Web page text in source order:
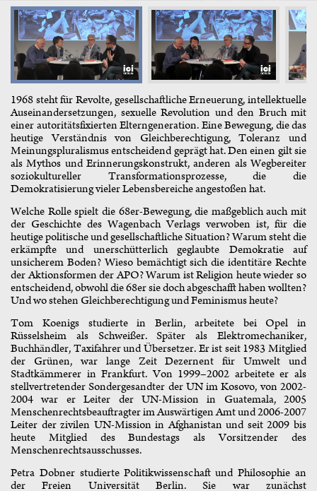
1968 steht für Revolte, gesellschaftliche Erneuerung, intellektuelle
Auseinandersetzungen, sexuelle Revolution und den Bruch mit
einer autoritätsfixierten Elterngeneration. Eine Bewegung, die das
heutige Verständnis von Gleichberechtigung, Toleranz und
Meinungspluralismus entscheidend geprägt hat. Den einen gilt sie
als Mythos und Erinnerungskonstrukt, anderen als Wegbereiter
soziokultureller Transformationsprozesse, die die
Demokratisierung vieler Lebensbereiche angestoßen hat.
Welche Rolle spielt die 68er-Bewegung, die maßgeblich auch mit
der Geschichte des Wagenbach Verlags verwoben ist, für die
heutige politische und gesellschaftliche Situation? Warum steht die
erkämpfte und unerschütterlich geglaubte Demokratie auf
unsicherem Boden? Wieso bemächtigt sich die identitäre Rechte
der Aktionsformen der APO? Warum ist Religion heute wieder so
entscheidend, obwohl die 68er sie doch abgeschafft haben wollten?
Und wo stehen Gleichberechtigung und Feminismus heute?
Tom Koenigs studierte in Berlin, arbeitete bei Opel in
Rüsselsheim als Schweißer. Später als Elektromechaniker,
Buchhändler, Taxifahrer und Übersetzer. Er ist seit 1983 Mitglied
der Grünen, war lange Zeit Dezernent für Umwelt und
Stadtkämmerer in Frankfurt. Von 1999–2002 arbeitete er als
stellvertretender Sondergesandter der UN im Kosovo, von 2002-
2004 war er Leiter der UN-Mission in Guatemala, 2005
Menschenrechtsbeauftragter im Auswärtigen Amt und 2006-2007
Leiter der zivilen UN-Mission in Afghanistan und seit 2009 bis
heute Mitglied des Bundestags als Vorsitzender des
Menschenrechtsausschusses.
Petra Dobner studierte Politikwissenschaft und Philosophie an
der Freien Universität Berlin. Sie war zunächst